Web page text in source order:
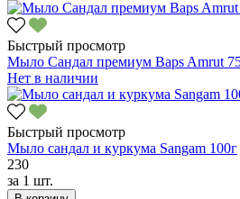
Быстрый просмотр
Мыло Сандал премиум Baps Amrut
Нет в наличии
Быстрый просмотр
Мыло сандал и куркума Sangam 100г
230
за 1 шт.